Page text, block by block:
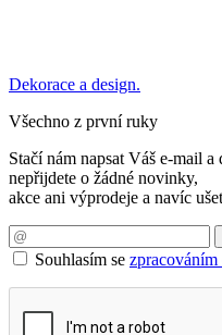
Dekorace a design.
Všechno z první ruky
Stačí nám napsat Váš e-mail
nepřijdete o žádné novinky,
akce ani výprodeje a navíc
Souhlasím se